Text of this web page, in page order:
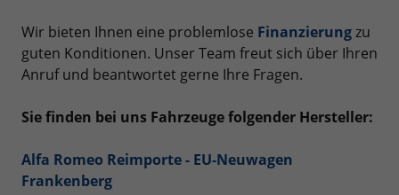
Wir bieten Ihnen eine problemlose Finanzierungzu
guten Konditionen. Unser Team freut sich über Ihren
Anruf und beantwortet gerne Ihre Fragen.
Sie finden bei uns Fahrzeuge folgender Hersteller:
Alfa Romeo Reimporte - EU-Neuwagen
Frankenberg